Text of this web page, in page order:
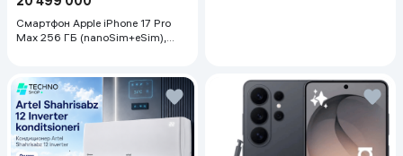
Основная камера
Слот для карт памяти
Объем встроенной памяти
Смартфон Apple iPhone 17 Pro
Max 256 ГБ (nanoSim+eSim),